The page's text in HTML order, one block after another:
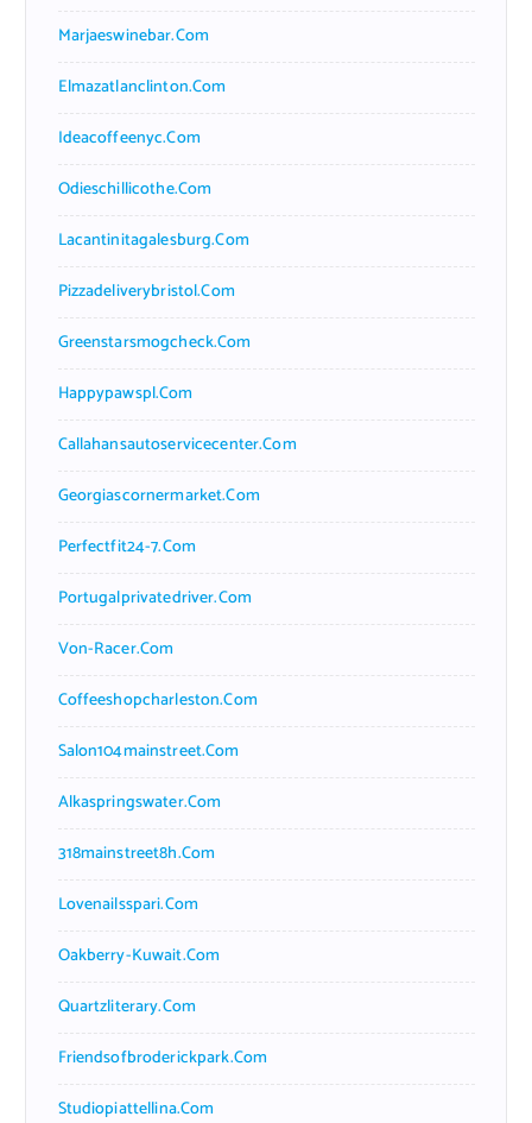
Marjaeswinebar.com
Elmazatlanclinton.com
Ideacoffeenyc.com
Odieschillicothe.com
Lacantinitagalesburg.com
Pizzadeliverybristol.com
Greenstarsmogcheck.com
Happypawspl.com
Callahansautoservicecenter.com
Georgiascornermarket.com
Perfectfit24-7.com
Portugalprivatedriver.com
Von-Racer.com
Coffeeshopcharleston.com
Salon104mainstreet.com
Alkaspringswater.com
318mainstreet8h.com
Lovenailsspari.com
Oakberry-Kuwait.com
Quartzliterary.com
Friendsofbroderickpark.com
Studiopiattellina.com